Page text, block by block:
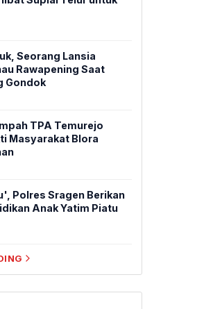
Seorang Lansia
Rawapening Saat
Gondok
TPA Temurejo
Masyarakat Blora
Polres Sragen Berikan
Anak Yatim Piatu